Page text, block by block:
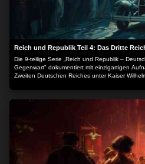
Reich und Republik Teil 4: Das Dritte
Die 9-teilige Serie „Reich und Republik –
Gegenwart" dokumentiert mit einzigartigen
Zweiten Deutschen Reiches unter Kaiser
Leben, Kunst und Kultur, Sport,